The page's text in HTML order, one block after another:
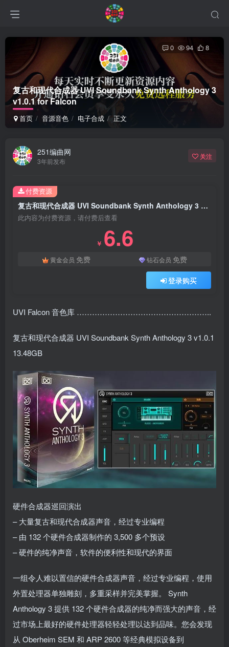
复古和现代合成器 UVI Soundbank Synth Anthology 3
v1.0.1 for Falcon
首页 音源音色 电子合成 正文
0 94 8
251编曲网
3年前发布
关注
复古和现代合成器 UVI Soundbank Synth Anthology 3 v1.0.1 for Falcon
此内容为付费资源，请付费后查看
￥ 6.6
黄金会员 免费 钻石会员 免费
登录购买
付费资源
UVI Falcon 音色库 ……………………………………………..
复古和现代合成器 UVI Soundbank Synth Anthology 3 v1.0.1
13.48GB
硬件合成器巡回演出
– 大量复古和现代合成器声音，经过专业编程
– 由 132 个硬件合成器制作的 3,500 多个预设
– 硬件的纯净声音，软件的便利性和现代的界面
一组令人难以置信的硬件合成器声音，经过专业编程，使用
外置处理器单独雕刻，多重采样并完美掌握。 Synth
Anthology 3 提供 132 个硬件合成器的纯净而强大的声音，经
过市场上最好的硬件处理器轻轻处理以达到品味。您会发现
从 Oberheim SEM 和 ARP 2600 等经典模拟设备到